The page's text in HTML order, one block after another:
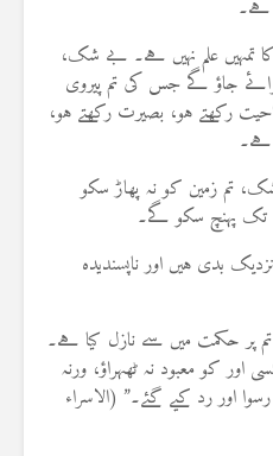
ہے۔
تمہیں علم نہیں ہے۔ بے شک،
جاؤ گے جس کی تم پیروی
رکھتے ہو، بصیرت رکھتے ہو،
ہے۔
تم زمین کو نہ پھاڑ سکو
تک پہنچ سکو گے۔
بدی ہیں اور ناپسندیدہ
حکمت میں سے نازل کیا ہے۔
اور کو معبود نہ ٹھہراؤ، ورنہ
اور رد کیے گئے۔” (الاسراء